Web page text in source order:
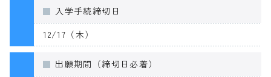
入学手続締切日
12/17（木）
出願期間（締切日必着）